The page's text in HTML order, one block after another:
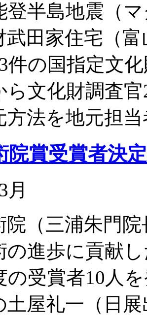
登半島地震（
武田家住宅（
件の国指定文
ら文化財調査
方法を地元担
院賞受賞者決定
月
院（三浦朱門
の進歩に貢献
の受賞者10人
土屋礼一（日